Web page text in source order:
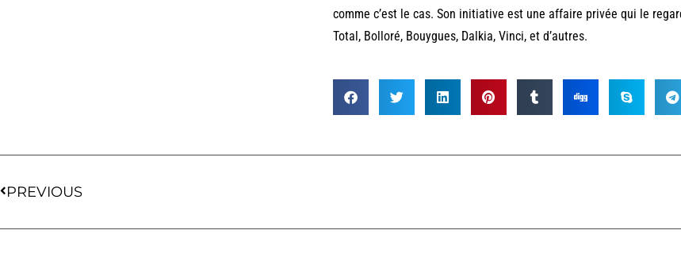
comme c’est le cas. Son initiative est une affaire privée qui le
Total, Bolloré, Bouygues, Dalkia, Vinci, et d’autres.
PREVIOUS